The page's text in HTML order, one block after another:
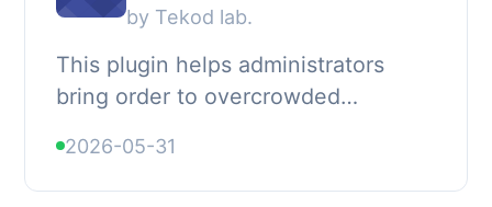
by Tekod lab.
This plugin helps administrators
bring order to overcrowded
widgets into separate dashboard
pages., Each user can ...
2026-05-31